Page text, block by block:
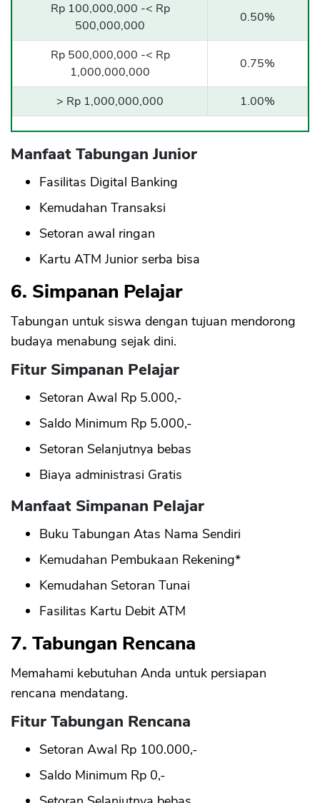
Rp 100,000,000 -< Rp
500,000,000
0.50%
Rp 500,000,000 -< Rp
1,000,000,000
0.75%
> Rp 1,000,000,000 1.00%
Manfaat Tabungan Junior
Fasilitas Digital Banking
Kemudahan Transaksi
Setoran awal ringan
Kartu ATM Junior serba bisa
6. Simpanan Pelajar
Tabungan untuk siswa dengan tujuan mendorong
budaya menabung sejak dini.
Fitur Simpanan Pelajar
Setoran Awal Rp 5.000,-
Saldo Minimum Rp 5.000,-
Setoran Selanjutnya bebas
Biaya administrasi Gratis
Manfaat Simpanan Pelajar
Buku Tabungan Atas Nama Sendiri
Kemudahan Pembukaan Rekening*
Kemudahan Setoran Tunai
Fasilitas Kartu Debit ATM
7. Tabungan Rencana
Memahami kebutuhan Anda untuk persiapan
rencana mendatang.
Fitur Tabungan Rencana
Setoran Awal Rp 100.000,-
Saldo Minimum Rp 0,-